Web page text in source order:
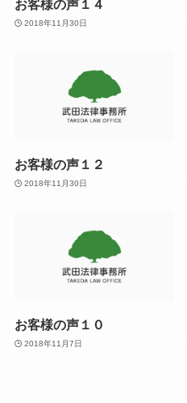
お客様の声１４
2018年11月30日
お客様の声１２
2018年11月30日
お客様の声１０
2018年11月7日